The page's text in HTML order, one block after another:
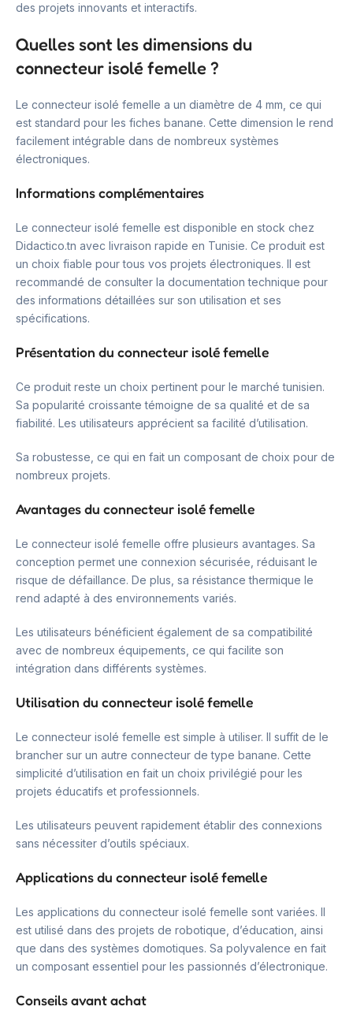
des projets innovants et interactifs.
Quelles sont les dimensions du
connecteur isolé femelle ?
Le connecteur isolé femelle a un diamètre de 4 mm, ce qui
est standard pour les fiches banane. Cette dimension le rend
facilement intégrable dans de nombreux systèmes
électroniques.
Informations complémentaires
Le connecteur isolé femelle est disponible en stock chez
Didactico.tn avec livraison rapide en Tunisie. Ce produit est
un choix fiable pour tous vos projets électroniques. Il est
recommandé de consulter la documentation technique pour
des informations détaillées sur son utilisation et ses
spécifications.
Présentation du connecteur isolé femelle
Ce produit reste un choix pertinent pour le marché tunisien.
Sa popularité croissante témoigne de sa qualité et de sa
fiabilité. Les utilisateurs apprécient sa facilité d’utilisation.
Sa robustesse, ce qui en fait un composant de choix pour de
nombreux projets.
Avantages du connecteur isolé femelle
Le connecteur isolé femelle offre plusieurs avantages. Sa
conception permet une connexion sécurisée, réduisant le
risque de défaillance. De plus, sa résistance thermique le
rend adapté à des environnements variés.
Les utilisateurs bénéficient également de sa compatibilité
avec de nombreux équipements, ce qui facilite son
intégration dans différents systèmes.
Utilisation du connecteur isolé femelle
Le connecteur isolé femelle est simple à utiliser. Il suffit de le
brancher sur un autre connecteur de type banane. Cette
simplicité d’utilisation en fait un choix privilégié pour les
projets éducatifs et professionnels.
Les utilisateurs peuvent rapidement établir des connexions
sans nécessiter d’outils spéciaux.
Applications du connecteur isolé femelle
Les applications du connecteur isolé femelle sont variées. Il
est utilisé dans des projets de robotique, d’éducation, ainsi
que dans des systèmes domotiques. Sa polyvalence en fait
un composant essentiel pour les passionnés d’électronique.
Conseils avant achat